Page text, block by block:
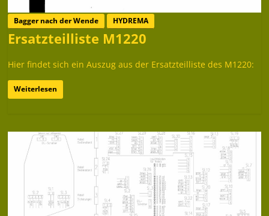
Bagger nach der Wende HYDREMA
Ersatzteilliste M1220
Hier findet sich ein Auszug aus der Ersatzteilliste des M1220:
Weiterlesen